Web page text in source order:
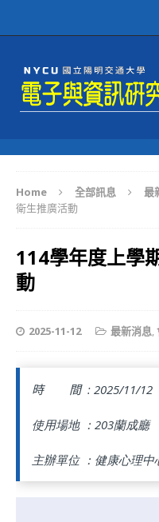
Home 全部訊息 最
衛生推廣活動
114學年度上學
動
2025-11-12 最新消息,
時 間 : 2025/11/12
使用場地 ：203蘭成廳
主辦單位 ：健康心理中